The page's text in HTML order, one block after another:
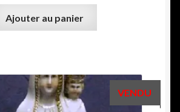
Ajouter au panier
VENDU